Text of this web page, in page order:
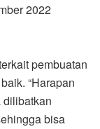
2022
pembuatan
“Harapan
dilibatkan
bisa